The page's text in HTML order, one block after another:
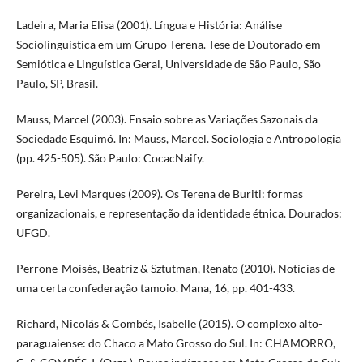
Ladeira, Maria Elisa (2001). Língua e História: Análise
Sociolinguística em um Grupo Terena. Tese de Doutorado em
Semiótica e Linguística Geral, Universidade de São Paulo, São
Paulo, SP, Brasil.
Mauss, Marcel (2003). Ensaio sobre as Variações Sazonais da
Sociedade Esquimó. In: Mauss, Marcel. Sociologia e Antropologia
(pp. 425-505). São Paulo: CocacNaify.
Pereira, Levi Marques (2009). Os Terena de Buriti: formas
organizacionais, e representação da identidade étnica. Dourados:
UFGD.
Perrone-Moisés, Beatriz & Sztutman, Renato (2010). Notícias de
uma certa confederação tamoio. Mana, 16, pp. 401-433.
Richard, Nicolás & Combés, Isabelle (2015). O complexo alto-
paraguaiense: do Chaco a Mato Grosso do Sul. In: CHAMORRO,